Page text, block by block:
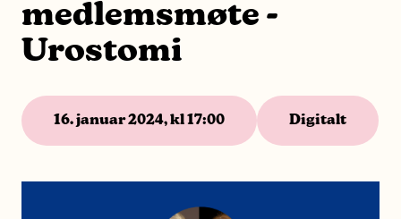
medlemsmøte -
Urostomi
16. januar 2024, kl 17:00 Digitalt